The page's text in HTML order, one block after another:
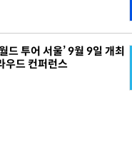
드 투어 서울’ 9월 9일 개최
우드 컨퍼런스